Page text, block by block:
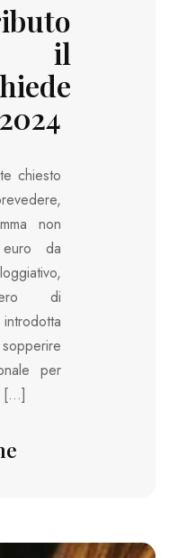
il
chiesto
non
da
di
per
[…]